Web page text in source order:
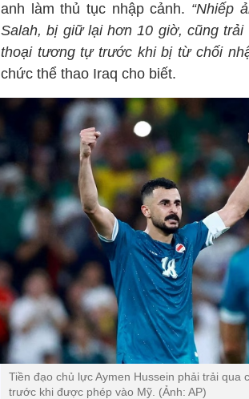
anh làm thủ tục nhập cảnh. “Nhiếp
Salah, bị giữ lại hơn 10 giờ, cũng
thoại tương tự trước khi bị từ chối
chức thể thao Iraq cho biết.
Tiền đạo chủ lực Aymen Hussein phải trải qua
trước khi được phép vào Mỹ. (Ảnh: AP)